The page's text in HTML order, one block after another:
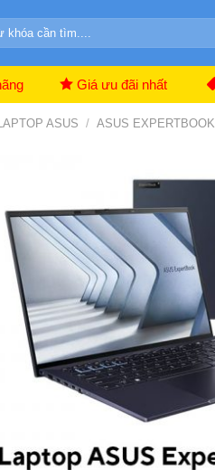
Giá ưu đãi nhất
ASUS / ASUS EXPERTBOOK